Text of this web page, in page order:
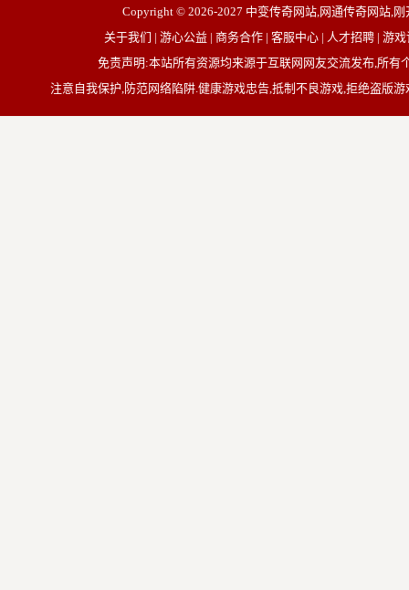
Copyright © 2026-2027 中变传奇网站,网通传奇网站,
关于我们 | 游心公益 | 商务合作 | 客服中心 | 人才招聘 | 游
免责声明:本站所有资源均来源于互联网网友交流发布,所
注意自我保护,防范网络陷阱.健康游戏忠告,抵制不良游戏,拒绝盗版